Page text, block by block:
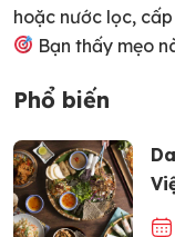
hoặc nước lọc,
Bạn thấy mẹo
Phổ biến